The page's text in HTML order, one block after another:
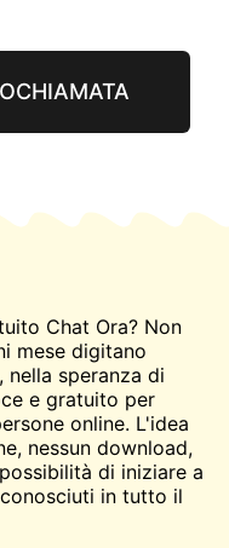
Chat Ora? Non
mese digitano
nella speranza di
e gratuito per
online. L'idea
nessun download,
di iniziare a
in tutto il